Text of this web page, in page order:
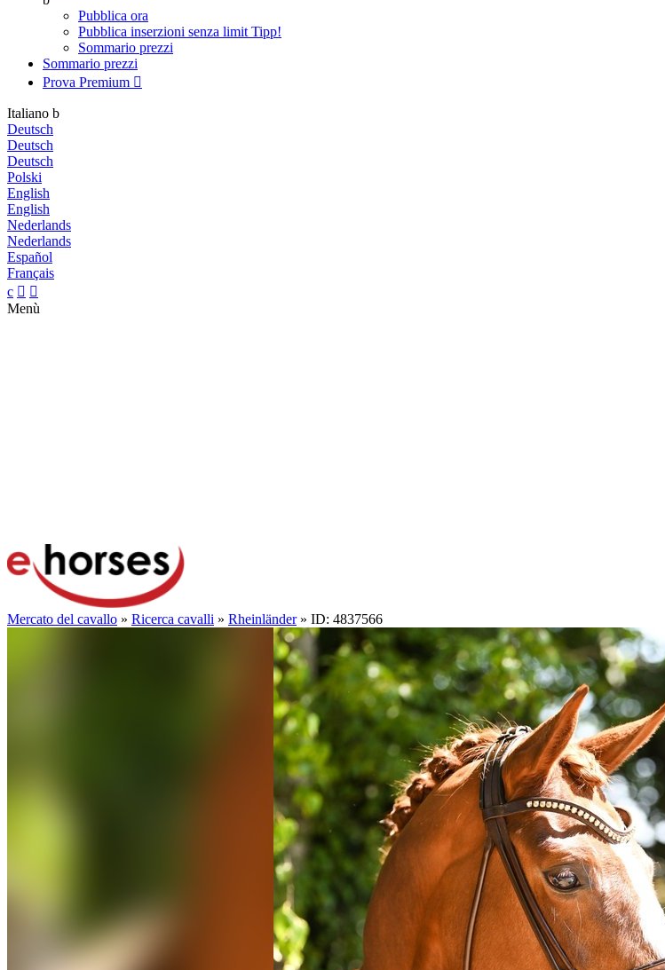
Pubblica ora
Pubblica inserzioni senza limit Tipp!
Sommario prezzi
Sommario prezzi
Prova Premium 
Italiano b
Deutsch
Deutsch
Deutsch
Polski
English
English
Nederlands
Nederlands
Español
Français
c  
Menù
Mercato del cavallo » Ricerca cavalli » Rheinländer» ID: 4837566